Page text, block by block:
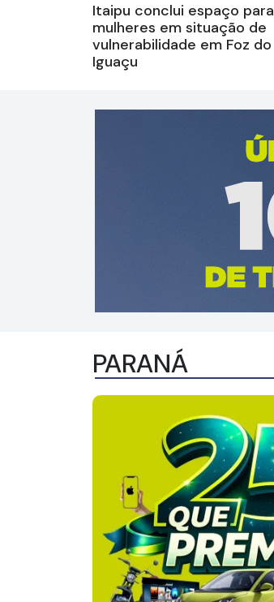
Itaipu conclui espaço para
mulheres em situação de
vulnerabilidade em Foz do
Iguaçu
PARANÁ